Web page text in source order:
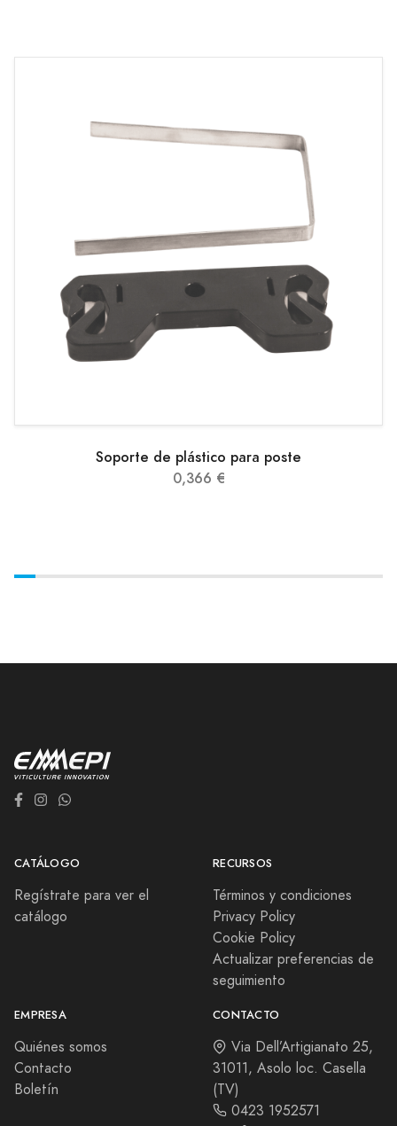
Soporte de plástico para poste
0,366 €
CATÁLOGO
Regístrate para ver el
catálogo
RECURSOS
Términos y condiciones
Privacy Policy
Cookie Policy
Actualizar preferencias de
seguimiento
EMPRESA
Quiénes somos
Contacto
Boletín
CONTACTO
Via Dell’Artigianato 25,
31011, Asolo loc. Casella
(TV)
0423 1952571